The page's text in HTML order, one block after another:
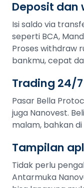
Deposit dan
Isi saldo via
seperti BCA,
Proses withdraw
bankmu, cepat
Trading 24/
Pasar Bella
juga Nanovest.
malam, bahkan
Tampilan
Tidak perlu
Antarmuka